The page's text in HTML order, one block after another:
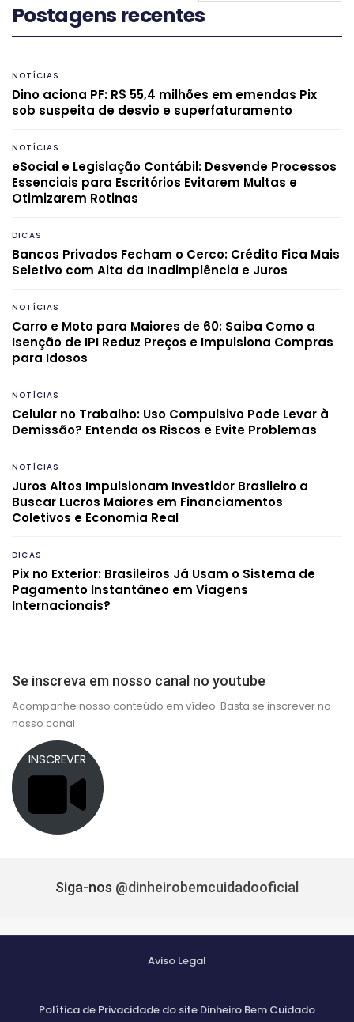
Postagens recentes
NOTÍCIAS
Dino aciona PF: R$ 55,4 milhões em emendas Pix
sob suspeita de desvio e superfaturamento
NOTÍCIAS
eSocial e Legislação Contábil: Desvende Processos
Essenciais para Escritórios Evitarem Multas e
Otimizarem Rotinas
DICAS
Bancos Privados Fecham o Cerco: Crédito Fica Mais
Seletivo com Alta da Inadimplência e Juros
NOTÍCIAS
Carro e Moto para Maiores de 60: Saiba Como a
Isenção de IPI Reduz Preços e Impulsiona Compras
para Idosos
NOTÍCIAS
Celular no Trabalho: Uso Compulsivo Pode Levar à
Demissão? Entenda os Riscos e Evite Problemas
NOTÍCIAS
Juros Altos Impulsionam Investidor Brasileiro a
Buscar Lucros Maiores em Financiamentos
Coletivos e Economia Real
DICAS
Pix no Exterior: Brasileiros Já Usam o Sistema de
Pagamento Instantâneo em Viagens
Internacionais?
Se inscreva em nosso canal no youtube
Acompanhe nosso conteúdo em vídeo. Basta se inscrever no
nosso canal
INSCREVER
Siga-nos @dinheirobemcuidadooficial
Aviso Legal
Política de Privacidade do site Dinheiro Bem Cuidado